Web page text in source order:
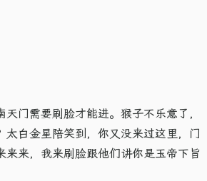
门需要刷脸才能进。猴子不乐意了，
白金星陪笑到，你又没来过这里，门
来，我来刷脸跟他们讲你是玉帝下旨